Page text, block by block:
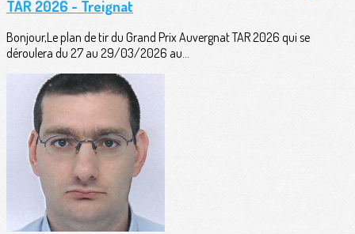
TAR 2026 - Treignat
Bonjour,Le plan de tir du Grand Prix Auvergnat TAR 2026 qui se
déroulera du 27 au 29/03/2026 au...